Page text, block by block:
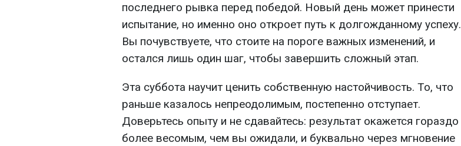
последнего рывка перед победой. Новый день может принести
испытание, но именно оно откроет путь к долгожданному успеху.
Вы почувствуете, что стоите на пороге важных изменений, и
остался лишь один шаг, чтобы завершить сложный этап.
Эта суббота научит ценить собственную настойчивость. То, что
раньше казалось непреодолимым, постепенно отступает.
Доверьтесь опыту и не сдавайтесь: результат окажется гораздо
более весомым, чем вы ожидали, и буквально через мгновение